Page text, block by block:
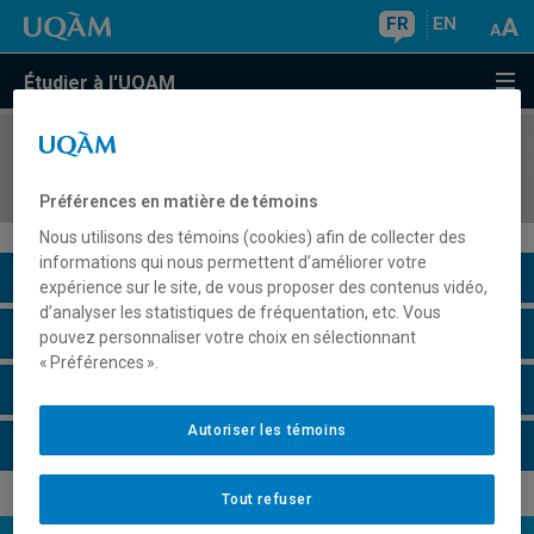
FR EN
Étudier à l'UQAM
COURS//
Description du cours
Horaire - Été 2026
Préférences en matière de témoins
Nous utilisons des témoins (cookies) afin de collecter des
informations qui nous permettent d’améliorer votre
expérience sur le site, de vous proposer des contenus vidéo,
d’analyser les statistiques de fréquentation, etc. Vous
pouvez personnaliser votre choix en sélectionnant
« Préférences ».
Tout refuser
Autoriser les témoins